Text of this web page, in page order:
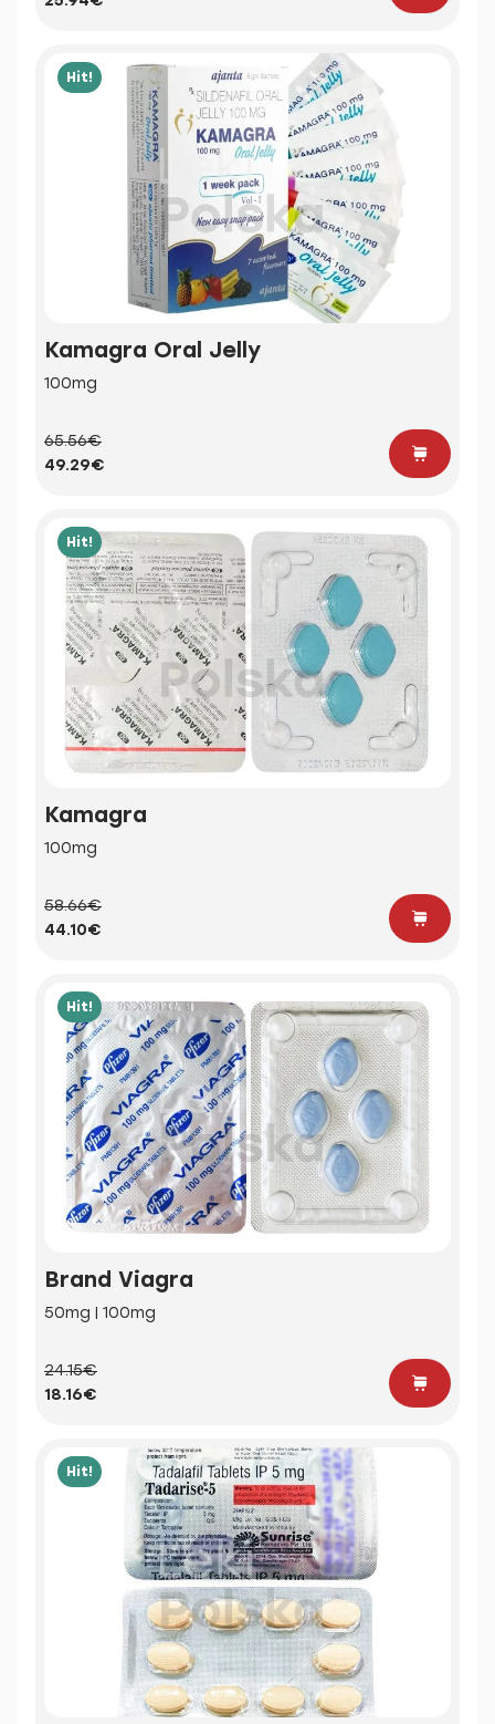
Hit!
Kamagra Oral Jelly
100mg
65.56€
49.29€
Hit!
Kamagra
100mg
58.66€
44.10€
Hit!
Brand Viagra
50mg | 100mg
24.15€
18.16€
Hit!